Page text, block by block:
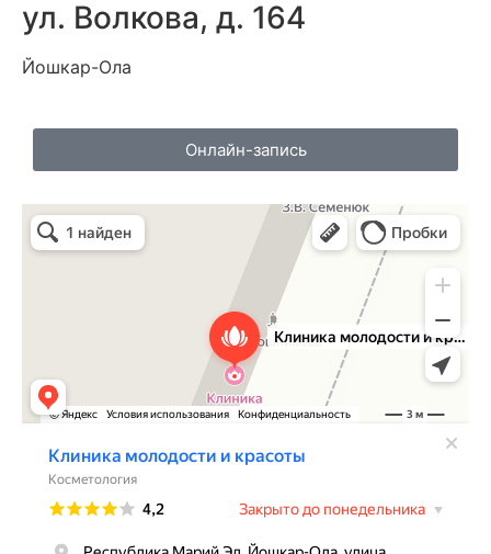
ул. Волкова, д. 164
Йошкар-Ола
Онлайн-запись
Клиника красоты и молодости
Подология в Йошкар‑Оле